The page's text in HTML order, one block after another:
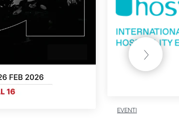
EVENTI